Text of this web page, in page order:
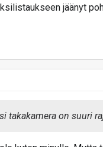
jäänyt
takakamera on suuri